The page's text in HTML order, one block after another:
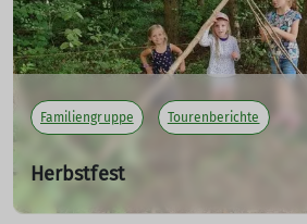
Familiengruppe Tourenberichte
Herbstfest
Schwäbisches Dolce Vita auf der